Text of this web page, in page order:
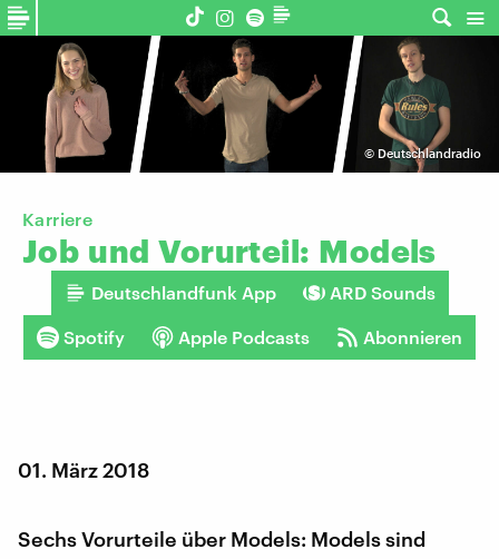
© Deutschlandradio
Karriere
Job und Vorurteil: Models
Deutschlandfunk App ARD Sounds
Spotify Apple Podcasts Abonnieren
01. März 2018
Sechs Vorurteile über Models: Models sind